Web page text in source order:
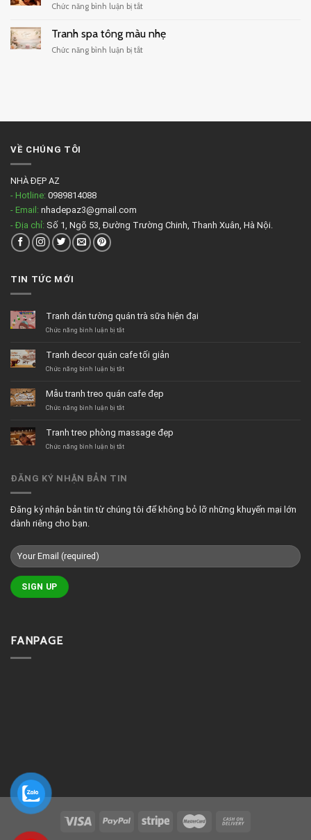
quán
đẹp
Chức năng bình luận bị tắtở
treo
phòng
massage
Tranh spa tông màu nhẹ
Chức năng bình luận bị tắtở
VỀ CHÚNG TÔI
NHÀ ĐẸP AZ
- Hotline: 0989814088
- Email: nhadepaz3@gmail.com
- Địa chỉ: Số 1, Ngõ 53, Đường Trường Chinh, Thanh Xuân, Hà Nội.
TIN TỨC MỚI
Tranh dán tường quán trà sữa hiện đại
Chức năng bình luận bị tắtở
tường
quán
hiện
đại
Tranh decor quán cafe tối giản
Chức năng bình luận bị tắtở
quán
cafe
Mẫu tranh treo quán cafe đẹp
Chức năng bình luận bị tắtở
treo
quán
Tranh treo phòng massage đẹp
Chức năng bình luận bị tắtở
phòng
ĐĂNG KÝ NHẬN BẢN TIN
Đăng ký nhận bản tin từ chúng tôi để không bỏ lỡ những khuyến mại lớn
dành riêng cho bạn.
FANPAGE